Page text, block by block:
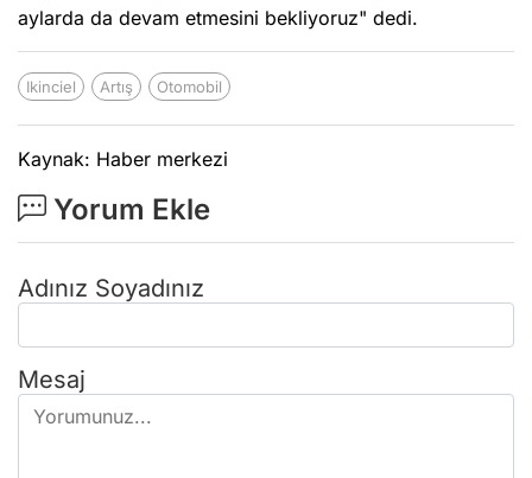
aylarda da devam etmesini bekliyoruz" dedi.
Ikinciel Artış Otomobil
Kaynak: Haber merkezi
Yorum Ekle
Adınız Soyadınız
Mesaj